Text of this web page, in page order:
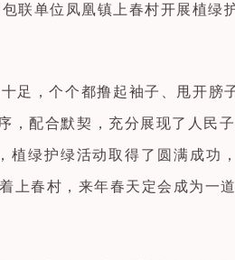
联单位凤凰镇上春村开展植绿
足，个个都撸起袖子、甩开膀
，配合默契，充分展现了人民
植绿护绿活动取得了圆满成功
上春村，来年春天定会成为一